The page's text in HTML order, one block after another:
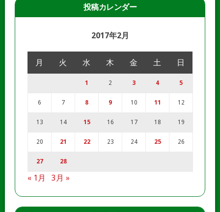
投稿カレンダー
2017年2月
月 火 水 木 金 土 日
1 2 3 4 5
6 7 8 9 10 11 12
13 14 15 16 17 18 19
20 21 22 23 24 25 26
27 28
« 1月 3月 »